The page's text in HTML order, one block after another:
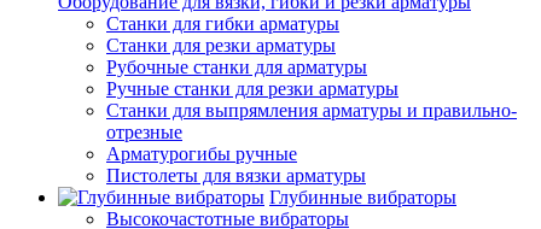
Станки для гибки арматуры
Станки для резки арматуры
Рубочные станки для арматуры
Ручные станки для резки арматуры
Станки для выпрямления арматуры и правильно-
отрезные
Арматурогибы ручные
Пистолеты для вязки арматуры
Глубинные вибраторы
Высокочастотные вибраторы